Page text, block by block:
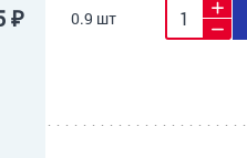
₽ 0.9 шт